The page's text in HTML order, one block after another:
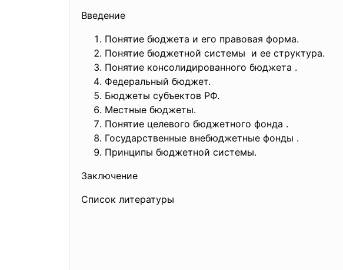
Введение
Понятие бюджета и его правовая форма.
Понятие бюджетной системы и ее структура.
Понятие консолидированного бюджета .
Федеральный бюджет.
Бюджеты субъектов РФ.
Местные бюджеты.
Понятие целевого бюджетного фонда .
Государственные внебюджетные фонды .
Принципы бюджетной системы.
Заключение
Список литературы